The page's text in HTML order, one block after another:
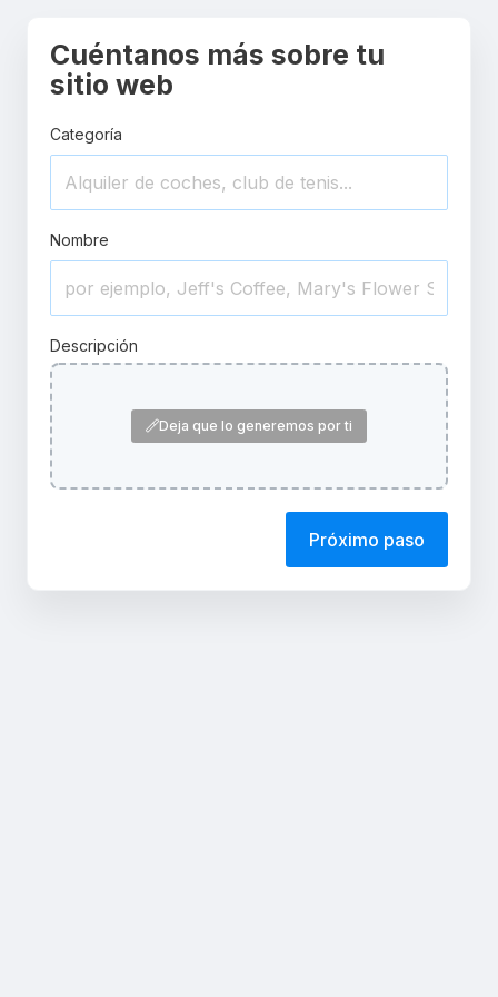
Cuéntanos más sobre tu
sitio web
Categoría
Nombre
Descripción
Deja que lo generemos por ti
Próximo paso